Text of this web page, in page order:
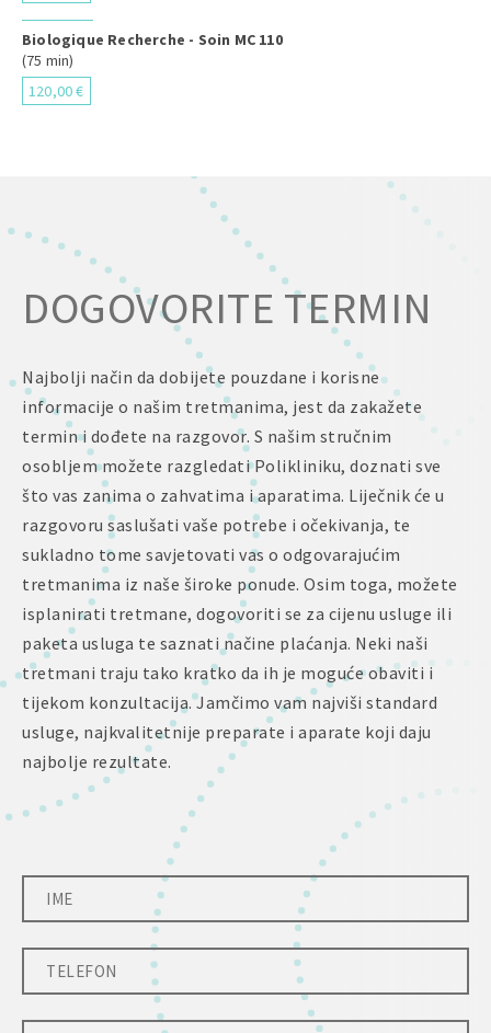
Biologique Recherche - Soin MC 110
(75 min)
120,00 €
DOGOVORITE TERMIN
Najbolji način da dobijete pouzdane i korisne
informacije o našim tretmanima, jest da zakažete
termin i dođete na razgovor. S našim stručnim
osobljem možete razgledati Polikliniku, doznati sve
što vas zanima o zahvatima i aparatima. Liječnik će u
razgovoru saslušati vaše potrebe i očekivanja, te
sukladno tome savjetovati vas o odgovarajućim
tretmanima iz naše široke ponude. Osim toga, možete
isplanirati tretmane, dogovoriti se za cijenu usluge ili
paketa usluga te saznati načine plaćanja. Neki naši
tretmani traju tako kratko da ih je moguće obaviti i
tijekom konzultacija. Jamčimo vam najviši standard
usluge, najkvalitetnije preparate i aparate koji daju
najbolje rezultate.